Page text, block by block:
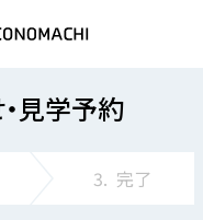
見学予約
3. 完了